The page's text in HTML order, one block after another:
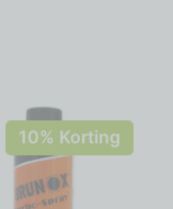
10% Korting